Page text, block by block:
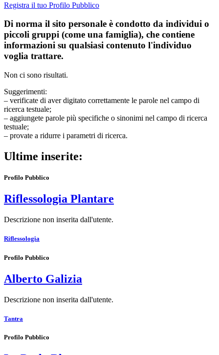
Registra il tuo Profilo Pubblico
Di norma il sito personale è condotto da individui o
piccoli gruppi (come una famiglia), che contiene
informazioni su qualsiasi contenuto l'individuo
voglia trattare.
Non ci sono risultati.
Suggerimenti:
– verificate di aver digitato correttamente le parole nel campo di
ricerca testuale;
– aggiungete parole più specifiche o sinonimi nel campo di ricerca
testuale;
– provate a ridurre i parametri di ricerca.
Ultime inserite:
Profilo Pubblico
Riflessologia Plantare
Descrizione non inserita dall'utente.
Riflessologia
Profilo Pubblico
Alberto Galizia
Descrizione non inserita dall'utente.
Tantra
Profilo Pubblico